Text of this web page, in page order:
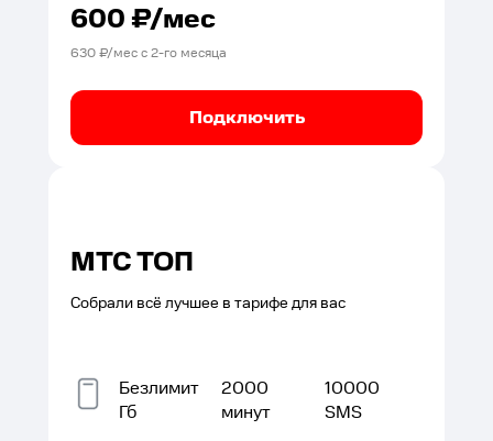
600₽/мес
630₽/мес с2-го месяца
Подключить
МТС ТОП
Собрали всё лучшее в тарифе для вас
Безлимит
Гб
2000
минут
10000
SMS